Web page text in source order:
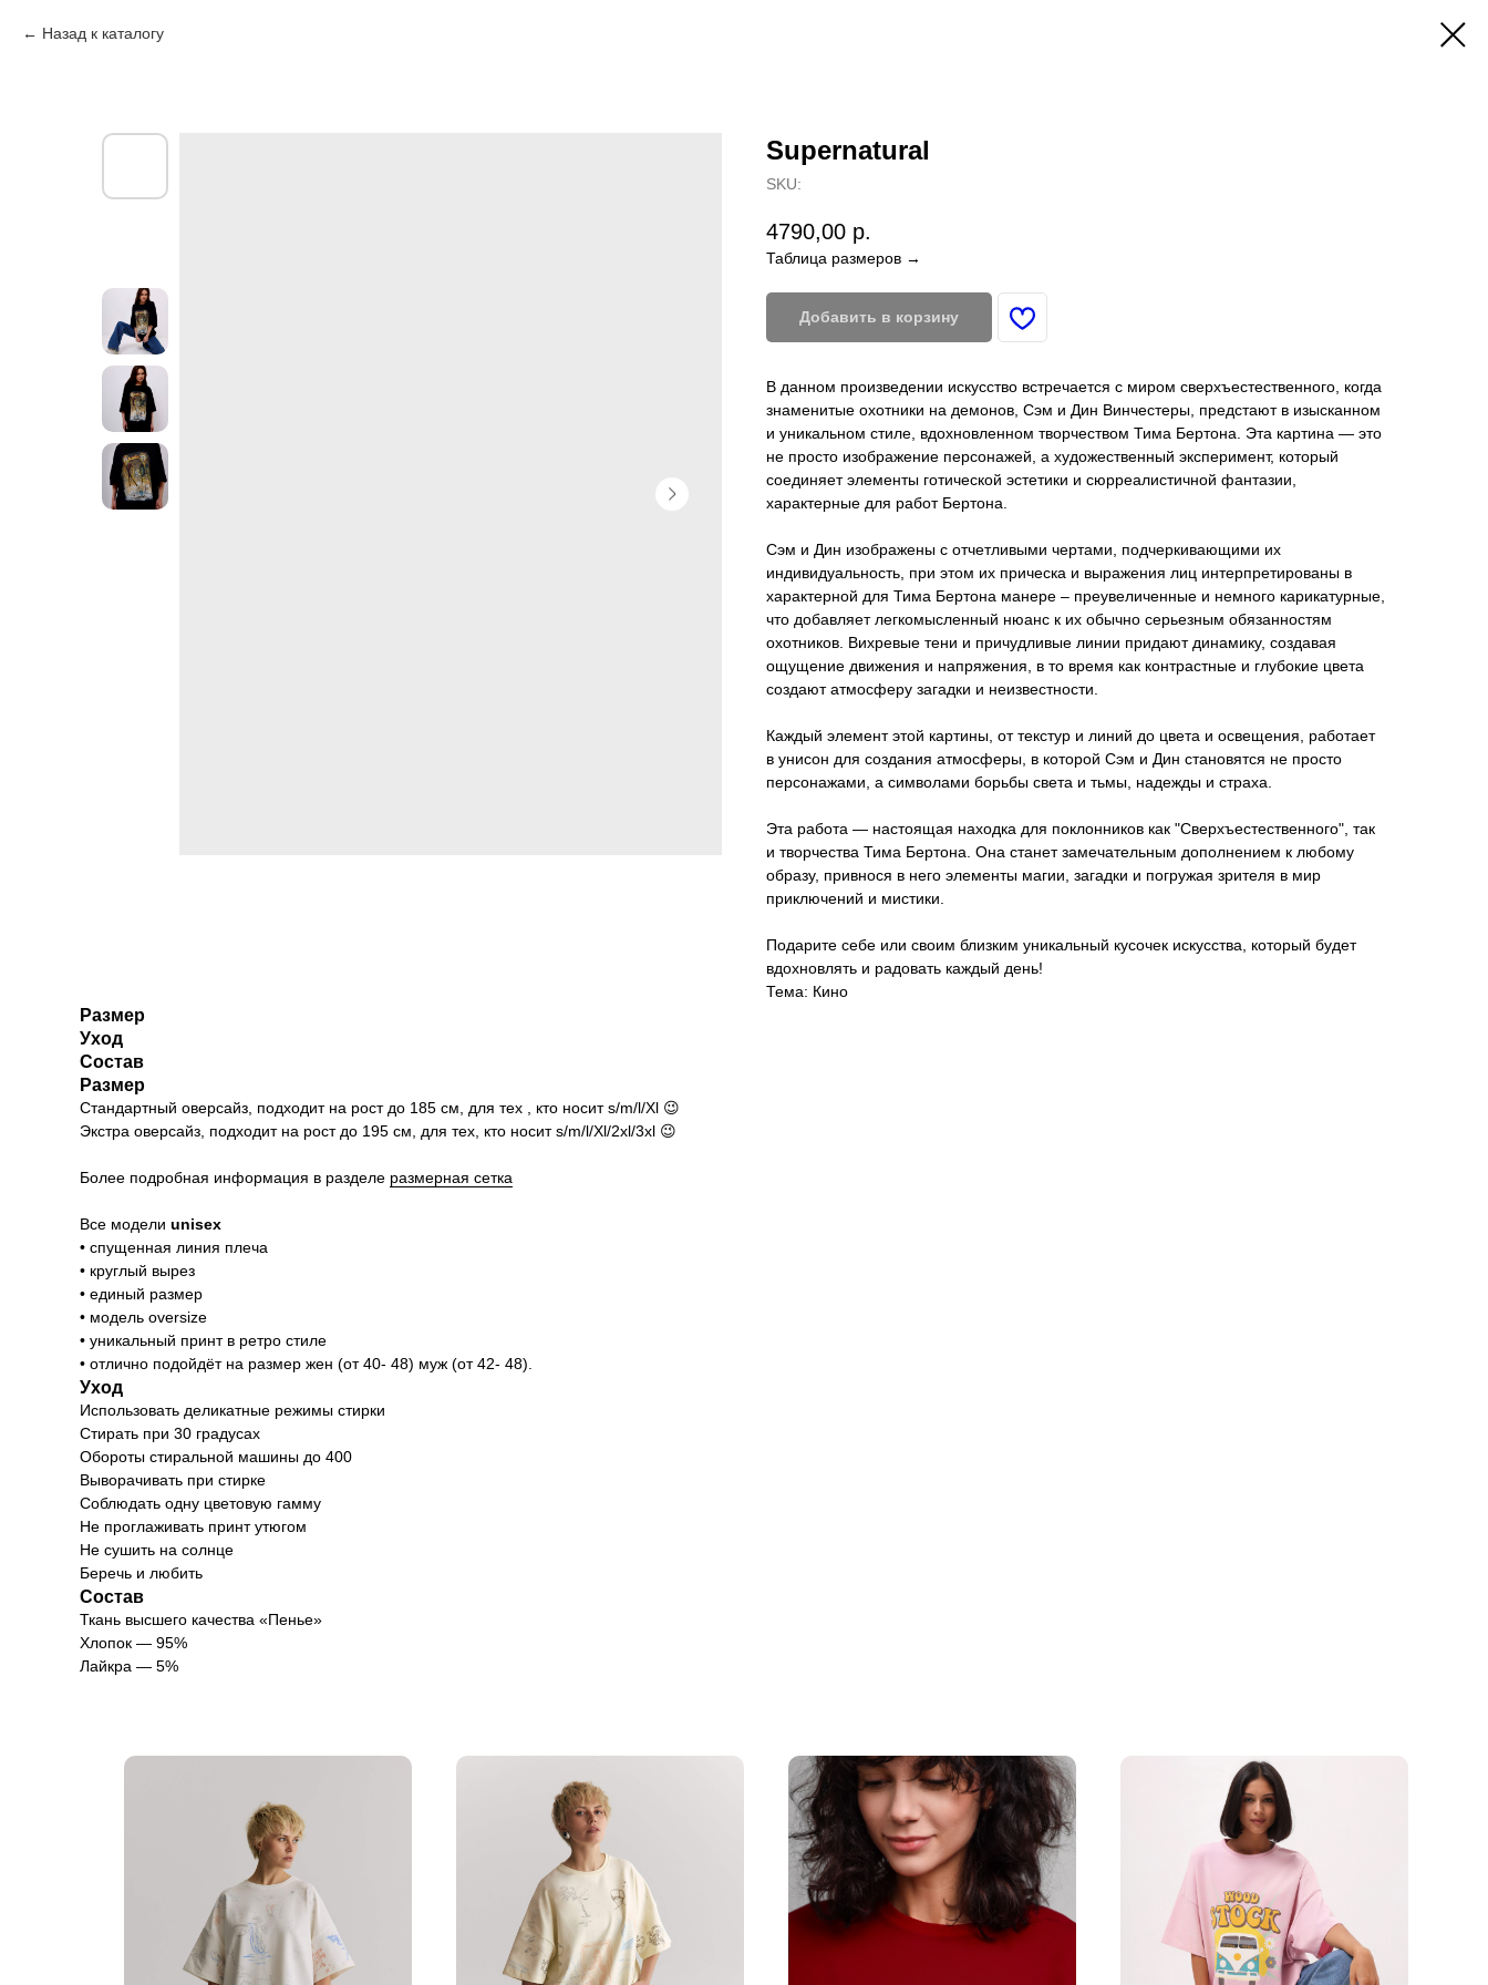
Назад к каталогу
Supernatural
SKU:
4790,00 р.
Таблица размеров →
Добавить в корзину
В данном произведении искусство встречается с миром сверхъестественного, когда
знаменитые охотники на демонов, Сэм и Дин Винчестеры, предстают в изысканном
и уникальном стиле, вдохновленном творчеством Тима Бертона. Эта картина — это
не просто изображение персонажей, а художественный эксперимент, который
соединяет элементы готической эстетики и сюрреалистичной фантазии,
характерные для работ Бертона.
Сэм и Дин изображены с отчетливыми чертами, подчеркивающими их
индивидуальность, при этом их прическа и выражения лиц интерпретированы в
характерной для Тима Бертона манере – преувеличенные и немного карикатурные,
что добавляет легкомысленный нюанс к их обычно серьезным обязанностям
охотников. Вихревые тени и причудливые линии придают динамику, создавая
ощущение движения и напряжения, в то время как контрастные и глубокие цвета
создают атмосферу загадки и неизвестности.
Каждый элемент этой картины, от текстур и линий до цвета и освещения, работает
в унисон для создания атмосферы, в которой Сэм и Дин становятся не просто
персонажами, а символами борьбы света и тьмы, надежды и страха.
Эта работа — настоящая находка для поклонников как "Сверхъестественного", так
и творчества Тима Бертона. Она станет замечательным дополнением к любому
образу, привнося в него элементы магии, загадки и погружая зрителя в мир
приключений и мистики.
Подарите себе или своим близким уникальный кусочек искусства, который будет
вдохновлять и радовать каждый день!
Тема: Кино
Размер
Уход
Состав
Размер
Стандартный оверсайз, подходит на рост до 185 см, для тех , кто носит s/m/l/Xl 😉
Экстра оверсайз, подходит на рост до 195 см, для тех, кто носит s/m/l/Xl/2xl/3xl 😉
Более подробная информация в разделе размерная сетка
Все модели unisex
• спущенная линия плеча
• круглый вырез
• единый размер
• модель oversize
• уникальный принт в ретро стиле
• отлично подойдёт на размер жен (от 40- 48) муж (от 42- 48).
Уход
Использовать деликатные режимы стирки
Стирать при 30 градусах
Обороты стиральной машины до 400
Выворачивать при стирке
Соблюдать одну цветовую гамму
Не проглаживать принт утюгом
Не сушить на солнце
Беречь и любить
Состав
Ткань высшего качества «Пенье»
Хлопок — 95%
Лайкра — 5%